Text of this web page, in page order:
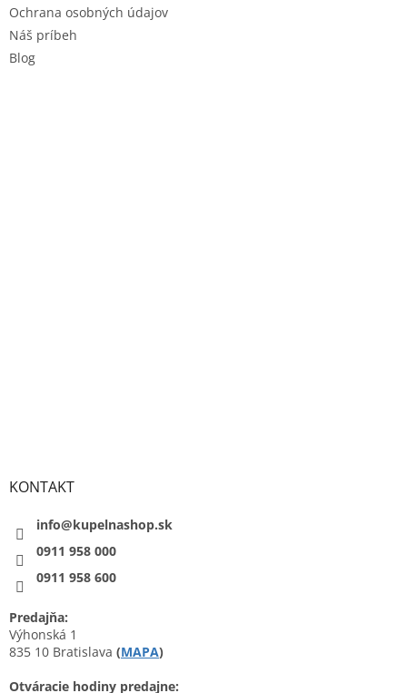
Ochrana osobných údajov
Náš príbeh
Blog
KONTAKT
info@kupelnashop.sk
0911 958 000
0911 958 600
Predajňa:
Výhonská 1
835 10 Bratislava (MAPA)
Otváracie hodiny predajne: